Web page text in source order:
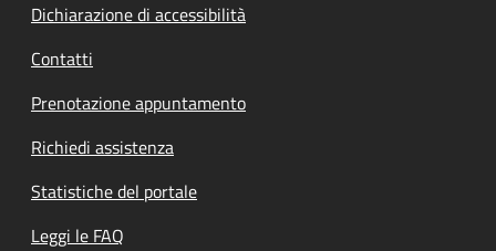
Dichiarazione di accessibilità
Contatti
Prenotazione appuntamento
Richiedi assistenza
Statistiche del portale
Leggi le FAQ